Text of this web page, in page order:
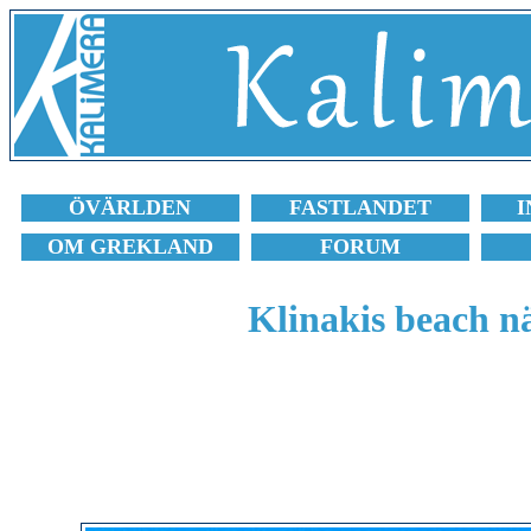
ÖVÄRLDEN FASTLANDET
OM GREKLAND
FORUM
Klinakis beach